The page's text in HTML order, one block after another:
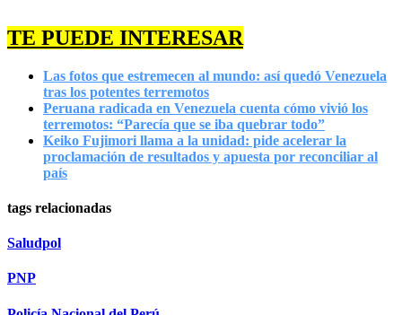
TE PUEDE INTERESAR
Las fotos que estremecen al mundo: así quedó Venezuela
tras los potentes terremotos
Peruana radicada en Venezuela cuenta cómo vivió los
terremotos: “Parecía que se iba quebrar todo”
Keiko Fujimori llama a la unidad: pide acelerar la
proclamación de resultados y apuesta por reconciliar al
país
tags relacionadas
Saludpol
PNP